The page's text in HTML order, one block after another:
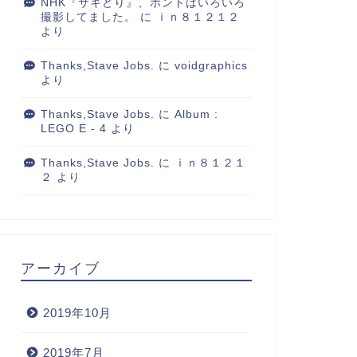
NHK『サキどり』、ホントはいろいろ
撮影してました。
に
ｉｎ８１２１２
より
Thanks,Stave Jobs. に voidgraphics
より
Thanks,Stave Jobs. に Album :
LEGO E - 4 より
Thanks,Stave Jobs. に
ｉｎ８１２１
２
より
アーカイブ
2019年10月
2019年7月